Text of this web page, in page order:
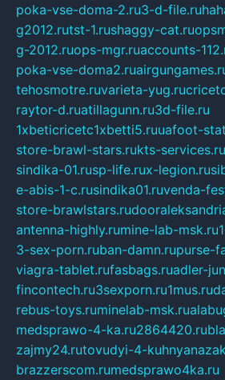
poka-vse-doma-2.ru3-d-file.ru
g2012.rutst-1.rushaggy-cat.ru
g-2012.ruops-mgr.ruaccounts-
poka-vse-doma2.ru
tehosmotre.ruvarieta-yug.ru
raytor-d.ruatillagunn.ru3d-file.ru
1xbeticricetc1xbetti5.ruuafoot-
store-brawl-stars.rukts-services.ru
sindika-01.rusp-life.rux-legion.ru
e-abis-1-c.rusindika01.ruvenda-
store-brawlstars.ru
antenna-highly.rumine-lab-msk.ru
3-sex-porn.ruban-damn.rupurse-
viagra-tablet.rufasbags.ruadler-
fincontech.ru3sexporn.ru1mus.ru
rebus-toys.ruminelab-msk.ru
medsprawo-4-ka.ru2864420.ru
zajmy24.rutovudyi-4-
brazzerscom.rumedsprawo4ka.ru